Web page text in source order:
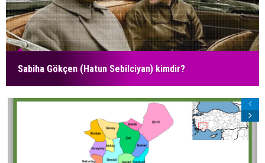
Sabiha Gökçen (Hatun Sebilciyan) kimdir?